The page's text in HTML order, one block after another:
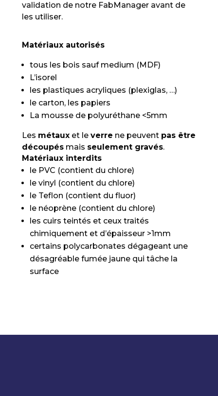
validation de notre FabManager avant de
les utiliser.
Matériaux autorisés
tous les bois sauf medium (MDF)
L’isorel
les plastiques acryliques (plexiglas, …)
le carton, les papiers
La mousse de polyuréthane <5mm
Les métauxet le verre ne peuvent pas être
découpésmais seulement gravés.
Matériaux interdits
le PVC (contient du chlore)
le vinyl (contient du chlore)
le Teflon (contient du fluor)
le néoprène (contient du chlore)
les cuirs teintés et ceux traités
chimiquement et d’épaisseur >1mm
certains polycarbonates dégageant une
désagréable fumée jaune qui tâche la
surface